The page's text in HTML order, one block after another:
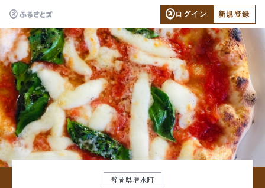
ログイン 新規登録
静岡県清水町